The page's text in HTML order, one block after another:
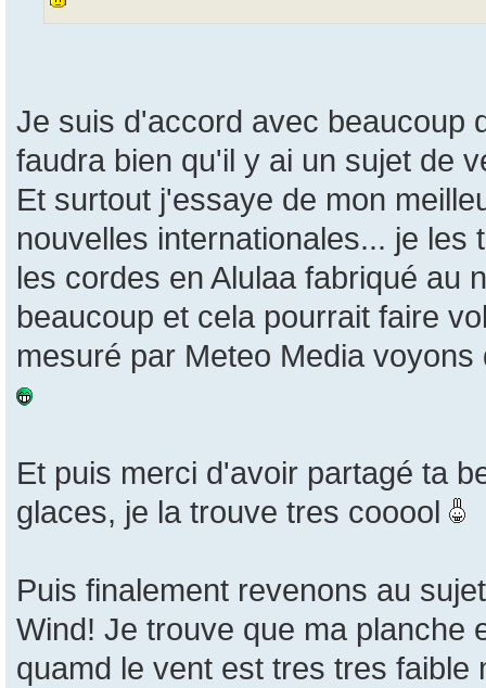
Je suis d'accord avec beaucoup
faudra bien qu'il y ai un sujet de
Et surtout j'essaye de mon
nouvelles internationales... je
les cordes en Alulaa fabriqué au
beaucoup et cela pourrait faire
mesuré par Meteo Media
Et puis merci d'avoir partagé ta
glaces, je la trouve tres cooool
Puis finalement revenons au
Wind! Je trouve que ma planche
quamd le vent est tres tres